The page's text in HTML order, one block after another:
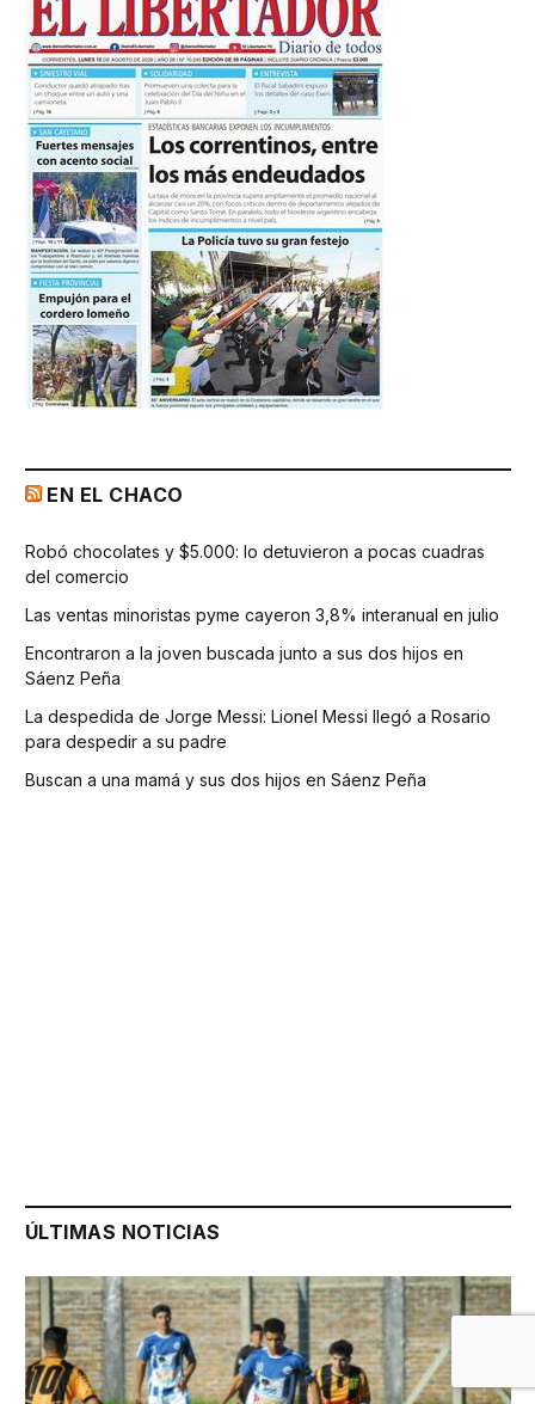
EN EL CHACO
Robó chocolates y $5.000: lo detuvieron a pocas cuadras
del comercio
Las ventas minoristas pyme cayeron 3,8% interanual en julio
Encontraron a la joven buscada junto a sus dos hijos en
Sáenz Peña
La despedida de Jorge Messi: Lionel Messi llegó a Rosario
para despedir a su padre
Buscan a una mamá y sus dos hijos en Sáenz Peña
ÚLTIMAS NOTICIAS